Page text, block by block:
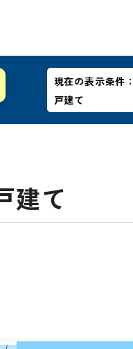
現在の表示条件：
戸建て
建て